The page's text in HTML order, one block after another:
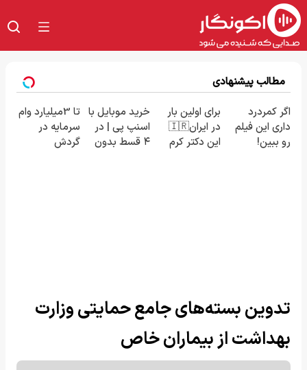
مطالب پیشنهادی
اگر کمردرد
داری این فیلم
رو ببین!
برای اولین بار
در ایران🇮🇷
این دکتر کرم
خرید موبایل با
اسنپ پی | در
۴ قسط بدون
تا 3میلیارد وام
سرمایه در
گردش
تدوین بسته‌های جامع حمایتی وزارت
بهداشت از بیماران خاص